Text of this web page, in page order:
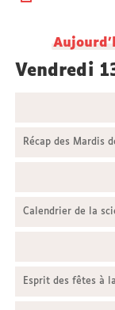
vendredi
Récap des Mardis
Calendrier de la
Esprit des fêtes à